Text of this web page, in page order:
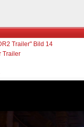
Trailer" Bild 14
Trailer